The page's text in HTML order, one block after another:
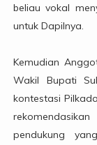
beliau vokal
untuk Dapilnya.
Kemudian
Wakil Bupati
kontestasi
pendukung